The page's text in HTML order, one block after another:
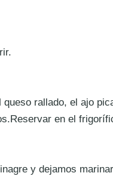
rallado, el ajo
en el
y dejamos